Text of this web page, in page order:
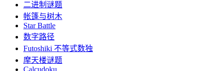
二进制谜题
帐篷与树木
Star Battle
数字路径
Futoshiki 不等式数独
摩天楼谜题